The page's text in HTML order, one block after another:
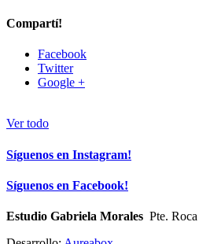
Compartí!
Facebook
Twitter
Google +
Ver todo
Síguenos en Instagram!
Síguenos en Facebook!
Estudio Gabriela Morales Pte.